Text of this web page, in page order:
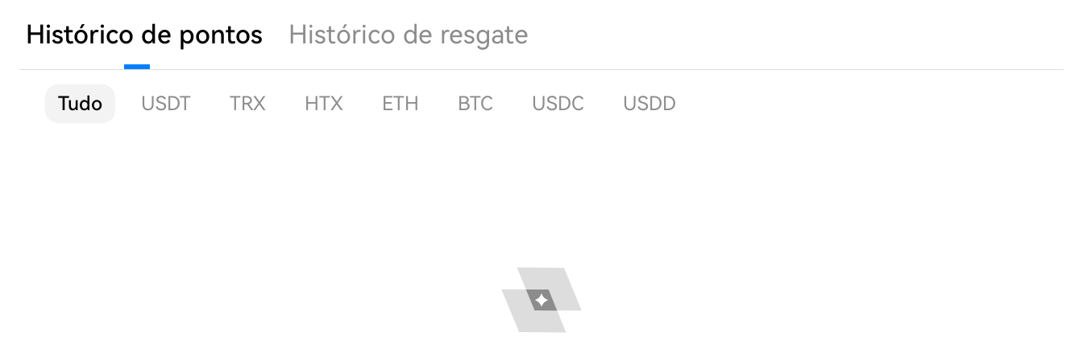
Histórico de pontos Histórico de resgate
Tudo USDT TRX HTX ETH BTC USDC USDD